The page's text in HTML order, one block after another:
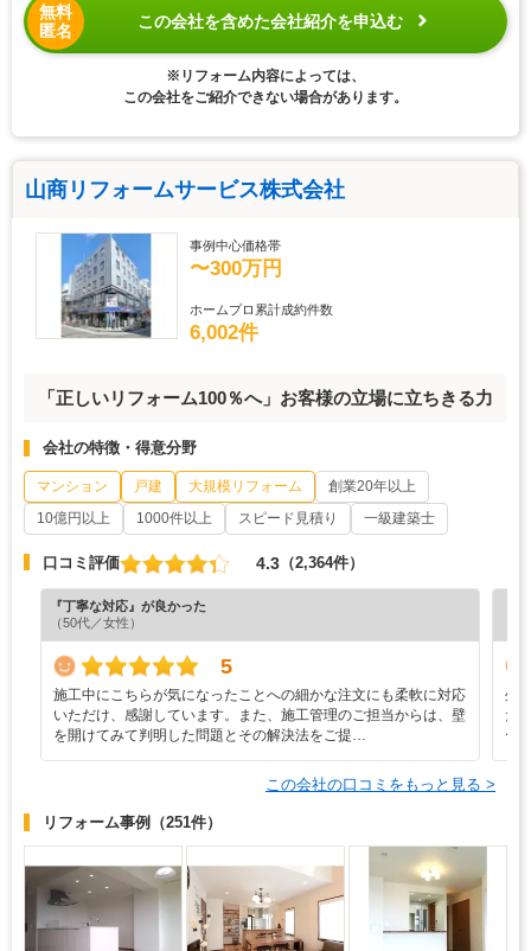
無料
匿名
この会社を含めた会社紹介を申込む
※リフォーム内容によっては、
この会社をご紹介できない場合があります。
山商リフォームサービス株式会社
事例中心価格帯
〜300万円
ホームプロ累計成約件数
6,002件
「正しいリフォーム100％へ」お客様の立場に立ちきる力
会社の特徴・得意分野
マンション 戸建 大規模リフォーム
創業20年以上
10億円以上
1000件以上 スピード見積り 一級建築士
口コミ評価 4.3 （2,364件）
『丁寧な対応』が良かった
（50代／女性）
5
施工中にこちらが気になったことへの細かな注文にも柔軟に対応
いただけ、感謝しています。また、施工管理のご担当からは、壁
を開けてみて判明した問題とその解決法をご提…
外
た
ー
この会社の口コミをもっと見る >
リフォーム事例 （251件）